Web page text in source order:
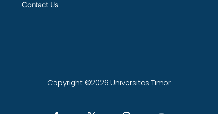
Contact Us
Copyright ©2026 Universitas Timor